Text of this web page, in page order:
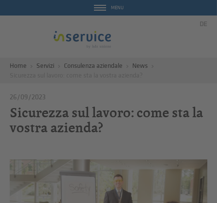
MENU
DE
Home Servizi Consulenza aziendale
News
26/09/2023
Sicurezza sul lavoro: come sta la
vostra azienda?